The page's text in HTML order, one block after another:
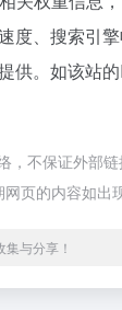
度、搜索引
供。如该站
不保证外部
页的内容如
与分享！